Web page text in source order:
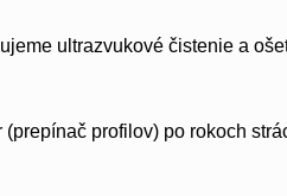
ultrazvukové čistenie a
profilov) po rokoch